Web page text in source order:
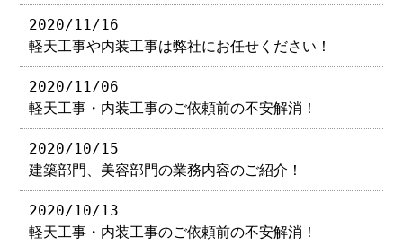
2020/11/16
軽天工事や内装工事は弊社にお任せください！
2020/11/06
軽天工事・内装工事のご依頼前の不安解消！
2020/10/15
建築部門、美容部門の業務内容のご紹介！
2020/10/13
軽天工事・内装工事のご依頼前の不安解消！